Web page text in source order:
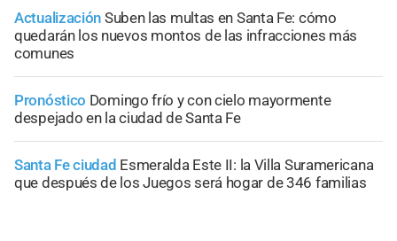
Actualización Suben las multas en Santa Fe: cómo
quedarán los nuevos montos de las infracciones más
comunes
Pronóstico Domingo frío y con cielo mayormente
despejado en la ciudad de Santa Fe
Santa Fe ciudad Esmeralda Este II: la Villa Suramericana
que después de los Juegos será hogar de 346 familias